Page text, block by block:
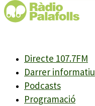
Directe 107.7FM
Darrer informatiu
Podcasts
Programació